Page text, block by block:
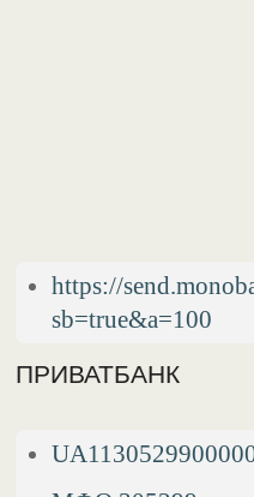
https://
sb=true&a=100
ПРИВАТБАНК